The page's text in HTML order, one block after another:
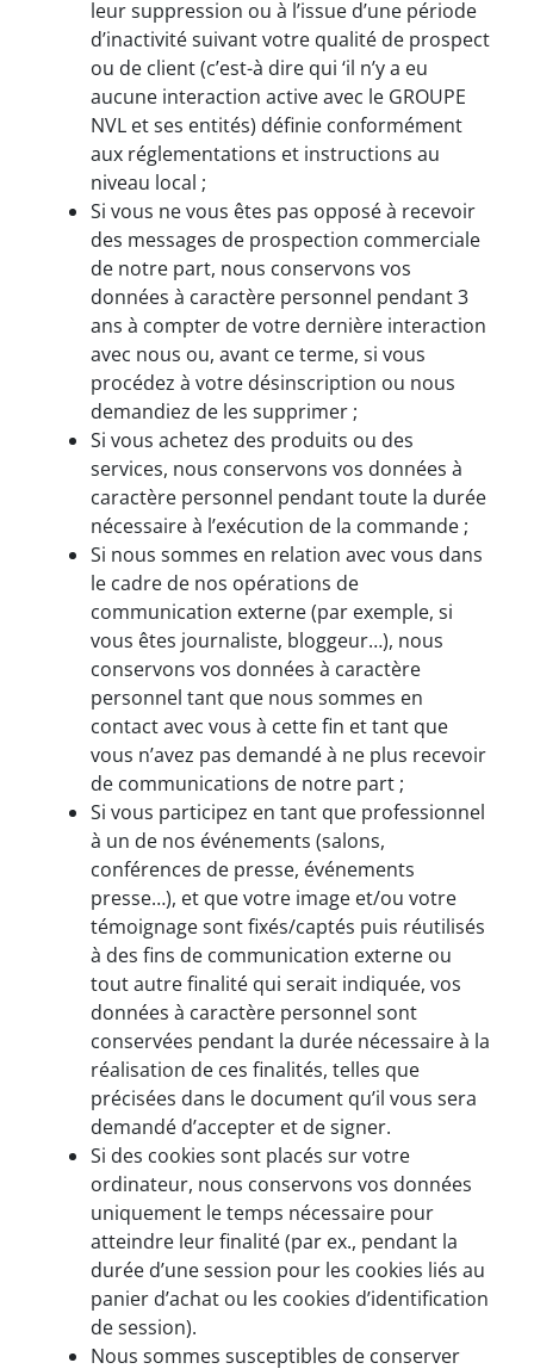
leur suppression ou à l’issue d’une période
d’inactivité suivant votre qualité de prospect
ou de client (c’est-à dire qui ‘il n’y a eu
aucune interaction active avec le GROUPE
NVL et ses entités) définie conformément
aux réglementations et instructions au
niveau local ;
Si vous ne vous êtes pas opposé à recevoir
des messages de prospection commerciale
de notre part, nous conservons vos
données à caractère personnel pendant 3
ans à compter de votre dernière interaction
avec nous ou, avant ce terme, si vous
procédez à votre désinscription ou nous
demandiez de les supprimer ;
Si vous achetez des produits ou des
services, nous conservons vos données à
caractère personnel pendant toute la durée
nécessaire à l’exécution de la commande ;
Si nous sommes en relation avec vous dans
le cadre de nos opérations de
communication externe (par exemple, si
vous êtes journaliste, bloggeur…), nous
conservons vos données à caractère
personnel tant que nous sommes en
contact avec vous à cette fin et tant que
vous n’avez pas demandé à ne plus recevoir
de communications de notre part ;
Si vous participez en tant que professionnel
à un de nos événements (salons,
conférences de presse, événements
presse…), et que votre image et/ou votre
témoignage sont fixés/captés puis réutilisés
à des fins de communication externe ou
tout autre finalité qui serait indiquée, vos
données à caractère personnel sont
conservées pendant la durée nécessaire à la
réalisation de ces finalités, telles que
précisées dans le document qu’il vous sera
demandé d’accepter et de signer.
Si des cookies sont placés sur votre
ordinateur, nous conservons vos données
uniquement le temps nécessaire pour
atteindre leur finalité (par ex., pendant la
durée d’une session pour les cookies liés au
panier d’achat ou les cookies d’identification
de session).
Nous sommes susceptibles de conserver